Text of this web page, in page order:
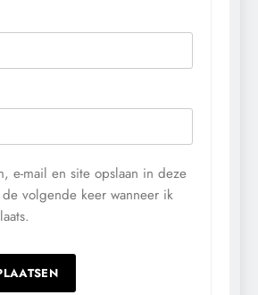
e-mail en site opslaan in deze
volgende keer wanneer ik